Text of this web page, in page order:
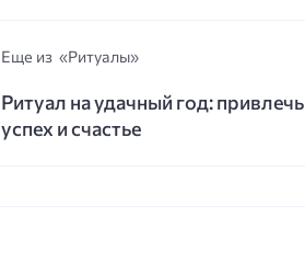
Еще из «Ритуалы»
Ритуал на удачный год: привлечь
успех и счастье